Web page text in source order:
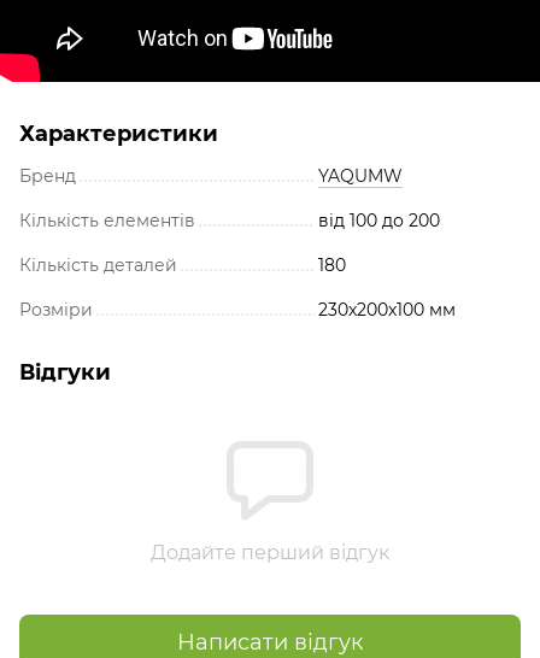
Характеристики
Бренд YAQUMW
Кількість елементів від 100 до 200
Кількість деталей 180
Розміри 230x200x100 мм
Відгуки
Додайте перший відгук
Написати відгук